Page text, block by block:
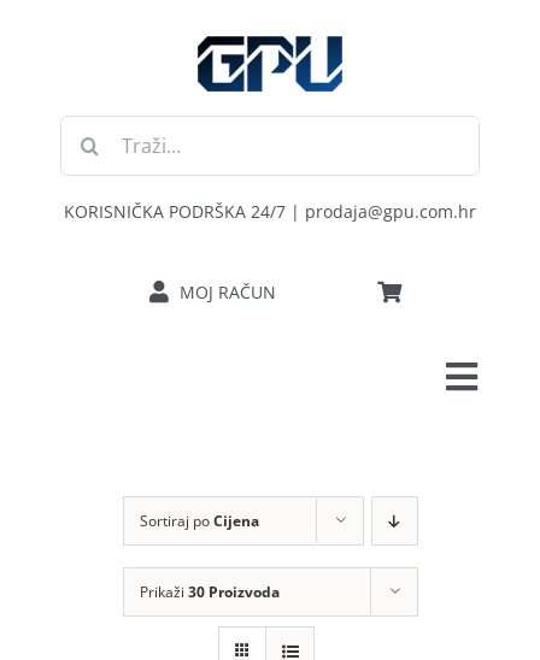
Traži...
KORISNIČKA PODRŠKA 24/7 | prodaja@gpu.com.hr
MOJ RAČUN
RAČUNALA
KOMPONENTE
Sortiraj poCijena
Prikaži 30 Proizvoda